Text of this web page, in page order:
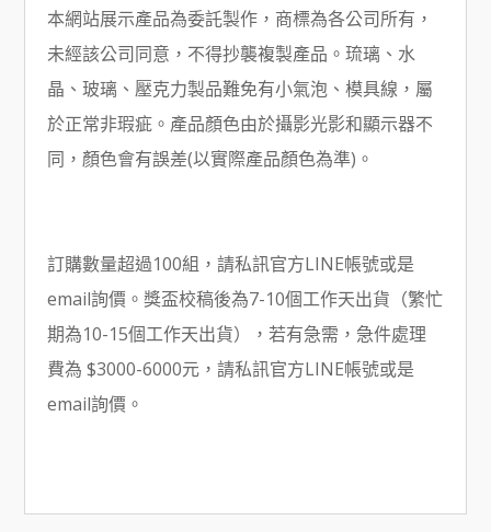
本網站展示產品為委託製作，商標為各公司所有，
未經該公司同意，不得抄襲複製產品。琉璃、水
晶、玻璃、壓克力製品難免有小氣泡、模具線，屬
於正常非瑕疵。產品顏色由於攝影光影和顯示器不
同，顏色會有誤差(以實際產品顏色為準)。
訂購數量超過100組，請私訊官方LINE帳號或是
email詢價。獎盃校稿後為7-10個工作天出貨（繁忙
期為10-15個工作天出貨），若有急需，急件處理
費為 $3000-6000元，請私訊官方LINE帳號或是
email詢價。